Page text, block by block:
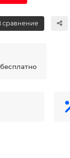
сравнение